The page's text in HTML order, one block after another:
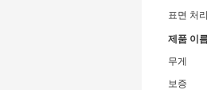
표면 처리
제품 이
무게
보증